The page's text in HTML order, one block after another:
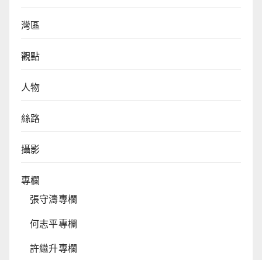
灣區
觀點
人物
絲路
攝影
專欄
張守濤專欄
何志平專欄
許繼升專欄